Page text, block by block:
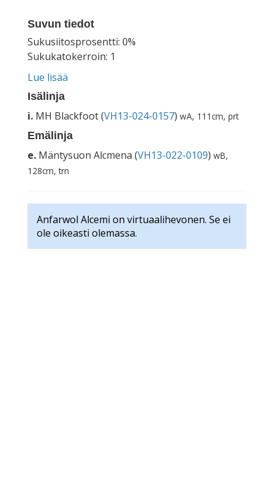
Suvun tiedot
Sukusiitosprosentti: 0%
Sukukatokerroin: 1
Lue lisää
Isälinja
i. MH Blackfoot (VH13-024-0157) wA, 111cm, prt
Emälinja
e. Mäntysuon Alcmena (VH13-022-0109) wB,
128cm, trn
Anfarwol Alcemi on virtuaalihevonen. Se ei
ole oikeasti olemassa.